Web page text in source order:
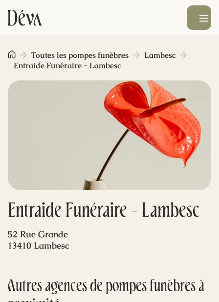
Obsèques
Prévoyance
Monument funéraire
Blog
Ouvrir le
Entraide Funéraire - Lambesc
Toutes les pompes funèbres
Lambesc
Entraide Funéraire - Lambesc
52 Rue Grande
13410 Lambesc
Autres agences de pompes funèbres à